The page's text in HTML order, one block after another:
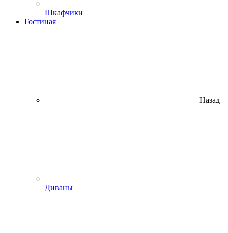
Шкафчики
Гостиная
Назад
Диваны